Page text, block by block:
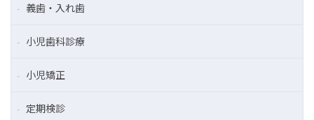
義歯・入れ歯
小児歯科診療
小児矯正
定期検診